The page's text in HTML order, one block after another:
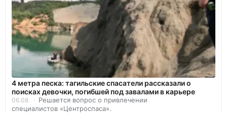
4 метра песка: тагильские спасатели рассказали о
поисках девочки, погибшей под завалами в карьере
06.08
Решается вопрос о привлечении
специалистов «Центроспаса».